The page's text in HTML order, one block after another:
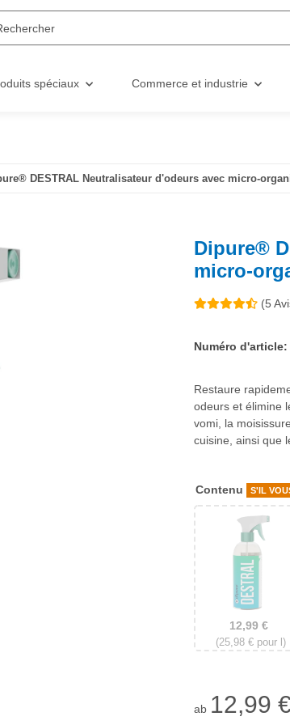
spéciaux Commerce et industrie
DESTRAL Neutralisateur d'odeurs avec micro-
Dipure®
micro-
(5
Numéro d'article:
Restaure
odeurs et élimine
vomi, la
cuisine, ainsi que
Contenu S'IL
500 ml
12,99 €
(25,98 € pour l)
ab 12,99 €